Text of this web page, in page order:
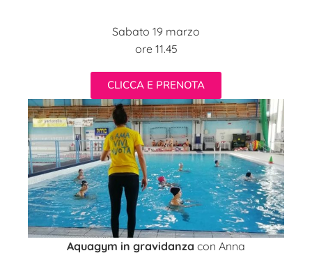
Sabato 19 marzo
ore 11.45
CLICCA E PRENOTA
Aquagym in gravidanza con Anna